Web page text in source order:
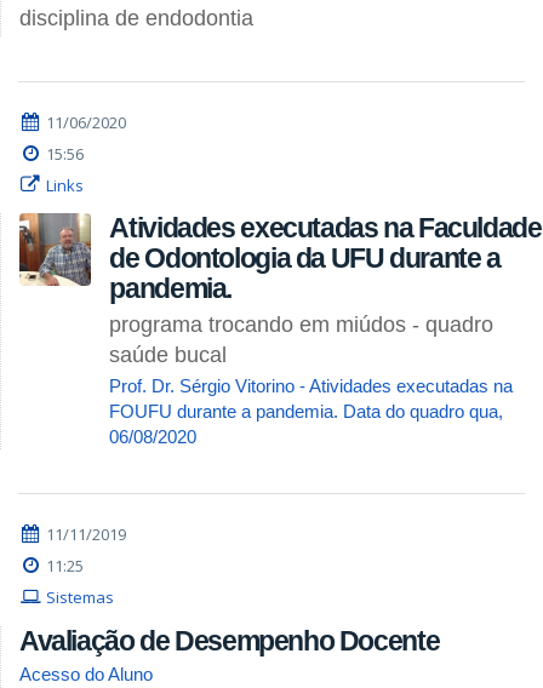
disciplina de endodontia
11/06/2020
15:56
Links
Atividades executadas na Faculdade
de Odontologia da UFU durante a
pandemia.
programa trocando em miúdos - quadro
saúde bucal
Prof. Dr. Sérgio Vitorino - Atividades executadas na
FOUFU durante a pandemia. Data do quadro qua,
06/08/2020
11/11/2019
11:25
Sistemas
Avaliação de Desempenho Docente
Acesso do Aluno